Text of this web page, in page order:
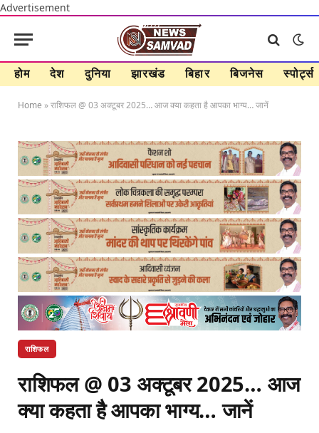
Advertisement
होम देश दुनिया झारखंड बिहार बिजनेस स्पोर्ट्स
Home »राशिफल @ 03 अक्टूबर 2025… आज क्या कहता है आपका भाग्य… जानें
राशिफल
राशिफल @ 03 अक्टूबर 2025… आज
क्या कहता है आपका भाग्य… जानें